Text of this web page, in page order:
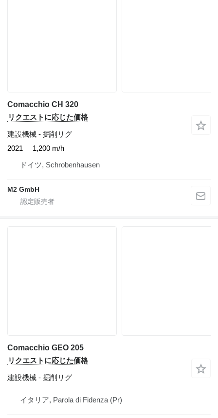
Comacchio CH 320
リクエストに応じた価格
建設機械 - 掘削リグ
2021
1,200 m/h
ドイツ, Schrobenhausen
M2 GmbH
Comacchio GEO 205
リクエストに応じた価格
建設機械 - 掘削リグ
イタリア, Parola di Fidenza (Pr)